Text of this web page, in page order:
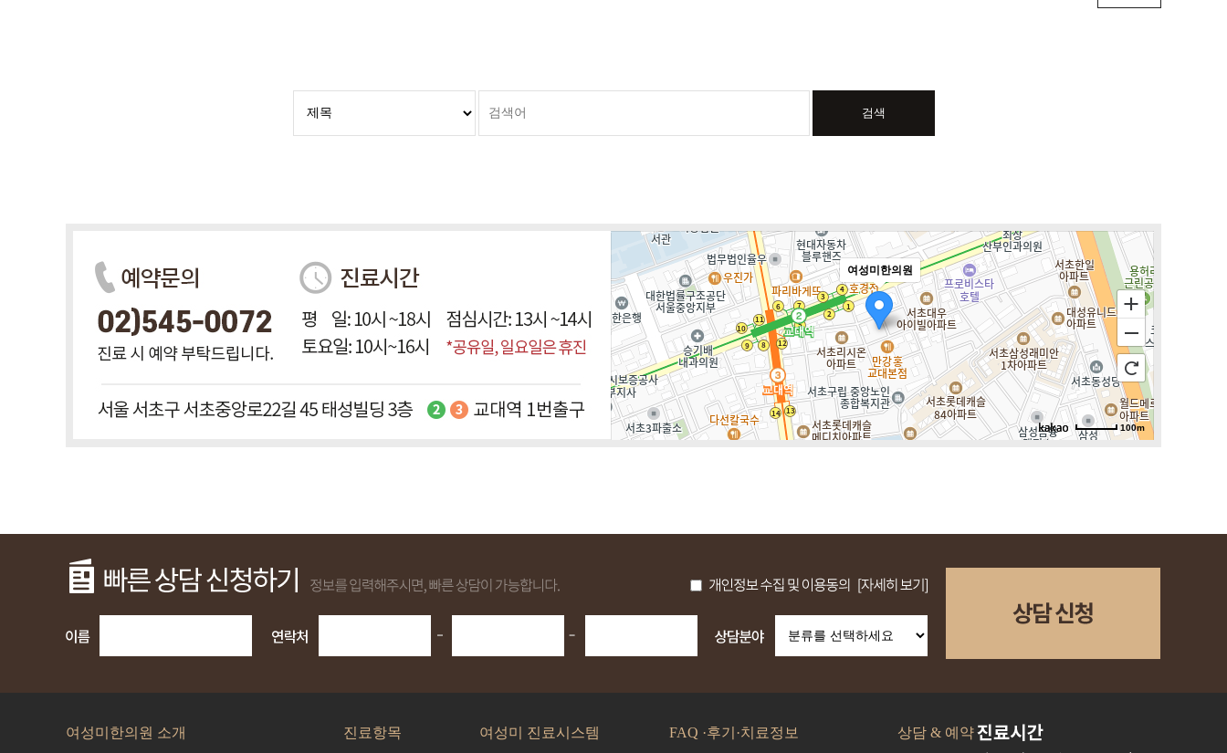
검색
여성미한의원
100m
여성미한의원 소개 진료항목 여성미 진료시스템 FAQ ·후기·치료정보 상담 & 예약